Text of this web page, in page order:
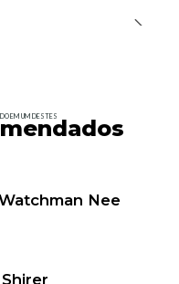
EM UM DESTES
Nee